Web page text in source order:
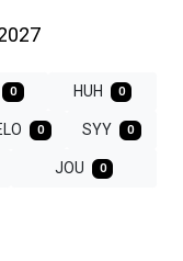
0 HUH 0
0 SYY 0
JOU 0